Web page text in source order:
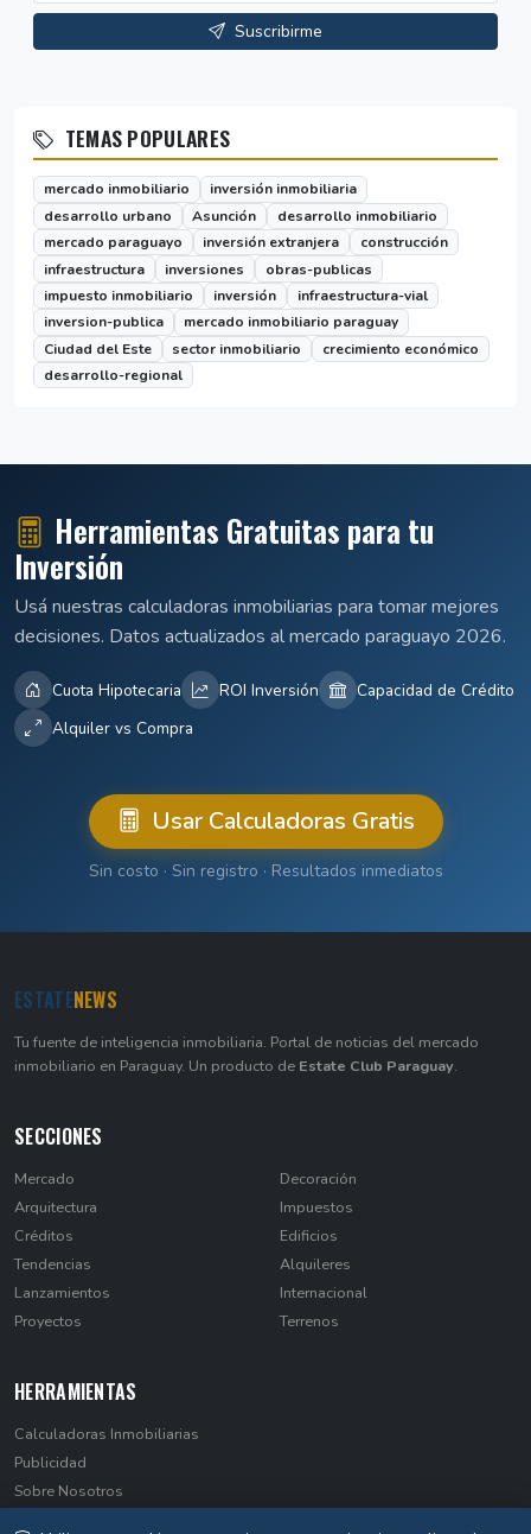
Suscribirme
TEMAS POPULARES
mercado inmobiliario
inversión inmobiliaria
desarrollo urbano
Asunción
desarrollo inmobiliario
mercado paraguayo
inversión extranjera
construcción
infraestructura
inversiones
obras-publicas
impuesto inmobiliario
inversión
infraestructura-vial
inversion-publica
mercado inmobiliario paraguay
Ciudad del Este
sector inmobiliario
crecimiento económico
desarrollo-regional
Herramientas Gratuitas para tu
Inversión
Usá nuestras calculadoras inmobiliarias para tomar mejores
decisiones. Datos actualizados al mercado paraguayo 2026.
Cuota Hipotecaria ROI Inversión
Capacidad de Crédito
Alquiler vs Compra
Usar Calculadoras Gratis
Sin costo · Sin registro · Resultados inmediatos
ESTATENEWS
Tu fuente de inteligencia inmobiliaria. Portal de noticias del mercado
inmobiliario en Paraguay. Un producto de Estate Club Paraguay.
SECCIONES
Mercado
Arquitectura
Créditos
Tendencias
Lanzamientos
Proyectos
Decoración
Impuestos
Edificios
Alquileres
Internacional
Terrenos
HERRAMIENTAS
Calculadoras Inmobiliarias
Publicidad
Sobre Nosotros